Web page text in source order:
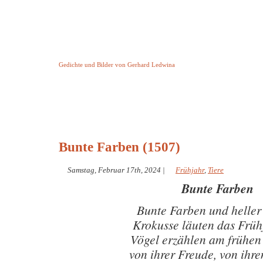
Gedichte und Bilder von Gerhard Ledwina
Bunte Farben (1507)
Samstag, Februar 17th, 2024 | Frühjahr, Tiere
Bunte Farben
Bunte Farben und
Krokusse läuten das
Vögel erzählen am
von ihrer Freude, von